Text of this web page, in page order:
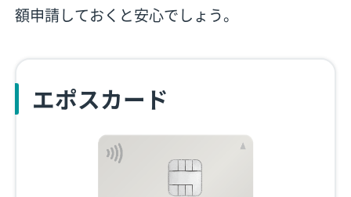
額申請しておくと安心でしょう。
エポスカード